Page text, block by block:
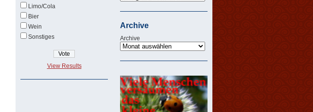
Limo/Cola
Bier
Wein
Sonstiges
View Results
Archive
Archive